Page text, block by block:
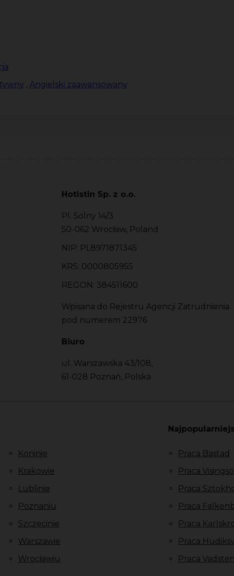
, Angielski zaawansowany
Hotistin Sp. z o.o.
Pl. Solny 14/3
50-062 Wrocław, Poland
NIP: PL8971871345
KRS: 0000805955
REGON: 384511600
Wpisana do Rejestru Agencji Zatrudnienia
pod numerem 22976
Biuro
ul. Warszawska 43/108,
61-028 Poznań, Polska
Koninie
Krakowie
Lublinie
Poznaniu
Szczecinie
Warszawie
Wrocławiu
Praca Bastad
Praca Visingsö
Praca
Praca
Praca
Praca
Praca